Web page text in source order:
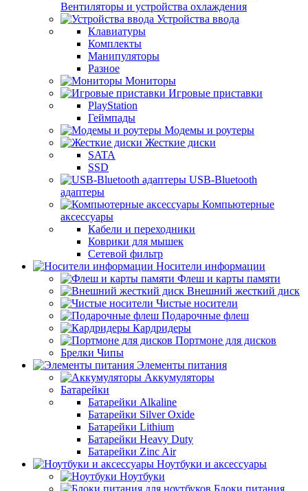
Вентиляторы и устройства охлаждения
Устройства ввода
Клавиатуры
Комплекты
Манипуляторы
Разное
Мониторы
Игровые приставки
PlayStation
Геймпады
Модемы и роутеры
Жесткие диски
SATA
SSD
USB-Bluetooth
адаптеры
Компьютерные
аксессуары
Кабели и переходники
Коврики для мышек
Сетевой фильтр
Носители информации
Флеш и карты памяти
Внешний жесткий диск
Чистые носители
Подарочные флеш
Кардридеры
Портмоне для дисков
Брелки Чипы
Элементы питания
Аккумуляторы
Батарейки
Батарейки Alkaline
Батарейки Silver Oxide
Батарейки Lithium
Батарейки Heavy Duty
Батарейки Zinc Air
Ноутбуки и аксессуары
Ноутбуки
Блоки питания